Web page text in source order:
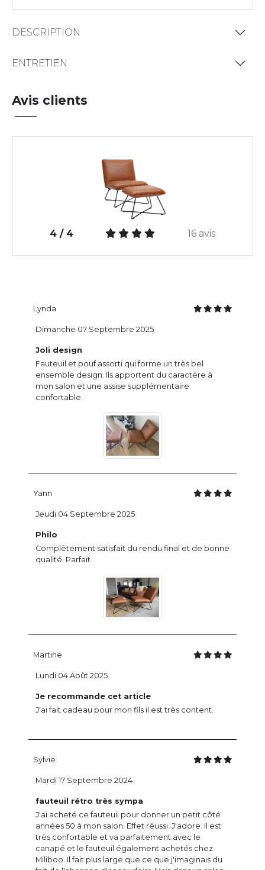
DESCRIPTION
ENTRETIEN
Avis clients
4 / 4 16 avis
Lynda
Joli design
Fauteuil et pouf assorti qui forme un très bel
ensemble design. Ils apportent du caractère à
mon salon et une assise supplémentaire
confortable.
Dimanche 07 Septembre 2025
Yann
Philo
Complètement satisfait du rendu final et de bonne
qualité. Parfait
Jeudi 04 Septembre 2025
Martine
Je recommande cet article
J'ai fait cadeau pour mon fils il est très content.
Lundi 04 Août 2025
Sylvie
fauteuil rétro très sympa
J'ai acheté ce fauteuil pour donner un petit côté
années 50 à mon salon. Effet réussi. J'adore. Il est
très confortable et va parfaitement avec le
canapé et le fauteuil également achetés chez
Miliboo. Il fait plus large que ce que j'imaginais du
Mardi 17 Septembre 2024